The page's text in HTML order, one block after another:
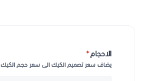
الاحجام*
يضاف سعر تصميم الكيك الى سعر حجم الكيك